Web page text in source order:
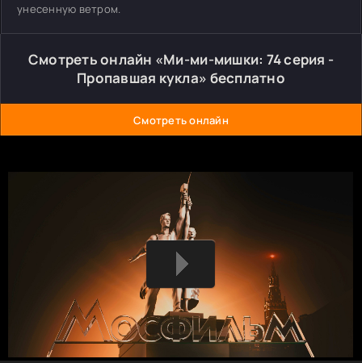
унесенную ветром.
Смотреть онлайн «Ми-ми-мишки: 74 серия -
Пропавшая кукла» бесплатно
Смотреть онлайн